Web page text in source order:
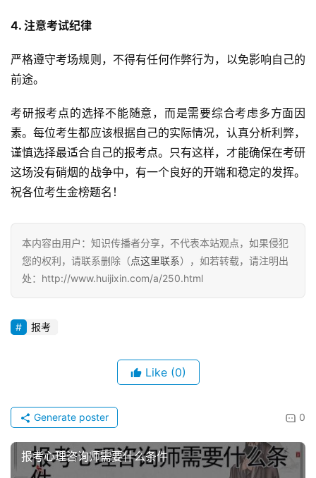
4. 注意考试纪律
严格遵守考场规则，不得有任何作弊行为，以免影响自己的
前途。
考研报考点的选择不能随意，而是需要综合考虑多方面因
素。每位考生都应该根据自己的实际情况，认真分析利弊，
谨慎选择最适合自己的报考点。只有这样，才能确保在考研
这场没有硝烟的战争中，有一个良好的开端和稳定的发挥。
祝各位考生金榜题名！
本内容由用户：知识传播者分享，不代表本站观点，如果侵犯
您的权利，请联系删除（点这里联系），如若转载，请注明出
处：http://www.huijixin.com/a/250.html
报考
Like (0)
0
Generate poster
报考心理咨询师需要什么条件